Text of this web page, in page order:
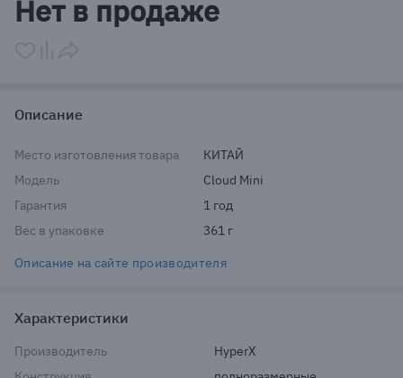
of
4
Нет в продаже
Описание
Место изготовления товара
КИТАЙ
Модель
Cloud Mini
Гарантия
1 год
Вес в упаковке
361 г
Описание на сайте производителя
Характеристики
Производитель
HyperX